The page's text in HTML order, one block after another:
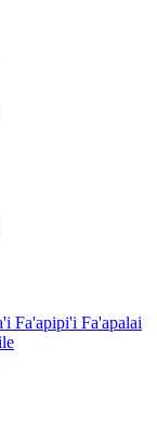
Fa'apipi'i Fa'apalai